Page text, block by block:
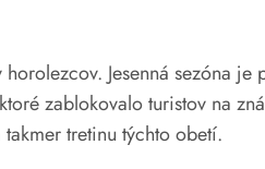
Jesenná sezóna
zablokovalo turistov na
tretinu týchto obetí.